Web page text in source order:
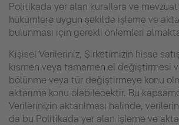
Politikada yer alan kurallara ve
hükümlere uygun şekilde işleme ve
bulunması için gerekli önlemleri
Kişisel Verileriniz, Şirketimizin hisse
kısmen veya tamamen el değiştirmesi
bölünme veya tür değiştirmeye konu
aktarıma konu olabilecektir. Bu
Verilerinizin aktarılması halinde, verilerin
da bu Politikada yer alan işleme ve